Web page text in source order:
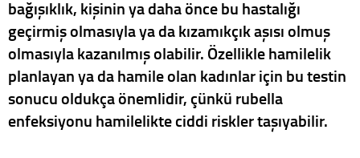
bağışıklık, kişinin ya daha önce bu hastalığı
geçirmiş olmasıyla ya da kızamıkçık aşısı olmuş
olmasıyla kazanılmış olabilir. Özellikle hamilelik
planlayan ya da hamile olan kadınlar için bu testin
sonucu oldukça önemlidir, çünkü rubella
enfeksiyonu hamilelikte ciddi riskler taşıyabilir.